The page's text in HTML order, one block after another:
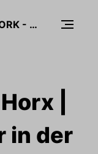
ON THE WAY TO NEW WORK - DER PODCAST ÜBER NEUE ARBEIT
|
in der